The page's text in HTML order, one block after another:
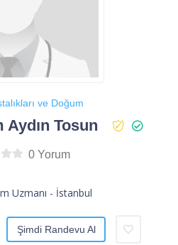
ve Doğum
Tosun
0 Yorum
Uzmanı - İstanbul
Şimdi Randevu Al